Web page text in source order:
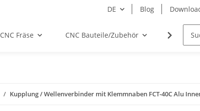
DE Blog
CNC Fräse CNC Bauteile/Zubehör Elektro
Kupplung / Wellenverbinder mit Klemmnaben FCT-40C Alu